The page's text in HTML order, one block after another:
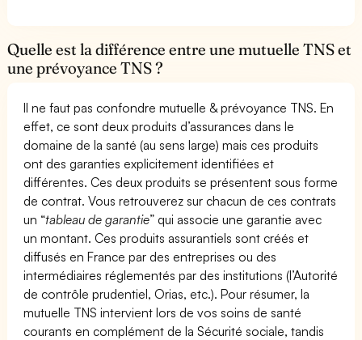
Quelle est la différence entre une mutuelle TNS et
une prévoyance TNS ?
Il ne faut pas confondre mutuelle & prévoyance TNS. En
effet, ce sont deux produits d’assurances dans le
domaine de la santé (au sens large) mais ces produits
ont des garanties explicitement identifiées et
différentes. Ces deux produits se présentent sous forme
de contrat. Vous retrouverez sur chacun de ces contrats
un “tableau de garantie” qui associe une garantie avec
un montant. Ces produits assurantiels sont créés et
diffusés en France par des entreprises ou des
intermédiaires réglementés par des institutions (l’Autorité
de contrôle prudentiel, Orias, etc.). Pour résumer, la
mutuelle TNS intervient lors de vos soins de santé
courants en complément de la Sécurité sociale, tandis